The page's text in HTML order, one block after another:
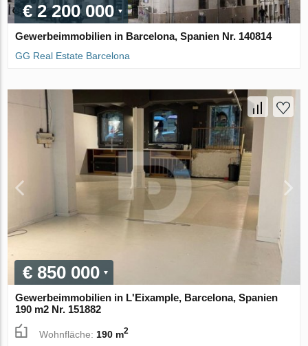
€ 2 200 000
Gewerbeimmobilien in Barcelona, Spanien Nr. 140814
GG Real Estate Barcelona
€ 850 000
Gewerbeimmobilien in L'Eixample, Barcelona, Spanien
190 m2 Nr. 151882
Wohnfläche: 190 m2